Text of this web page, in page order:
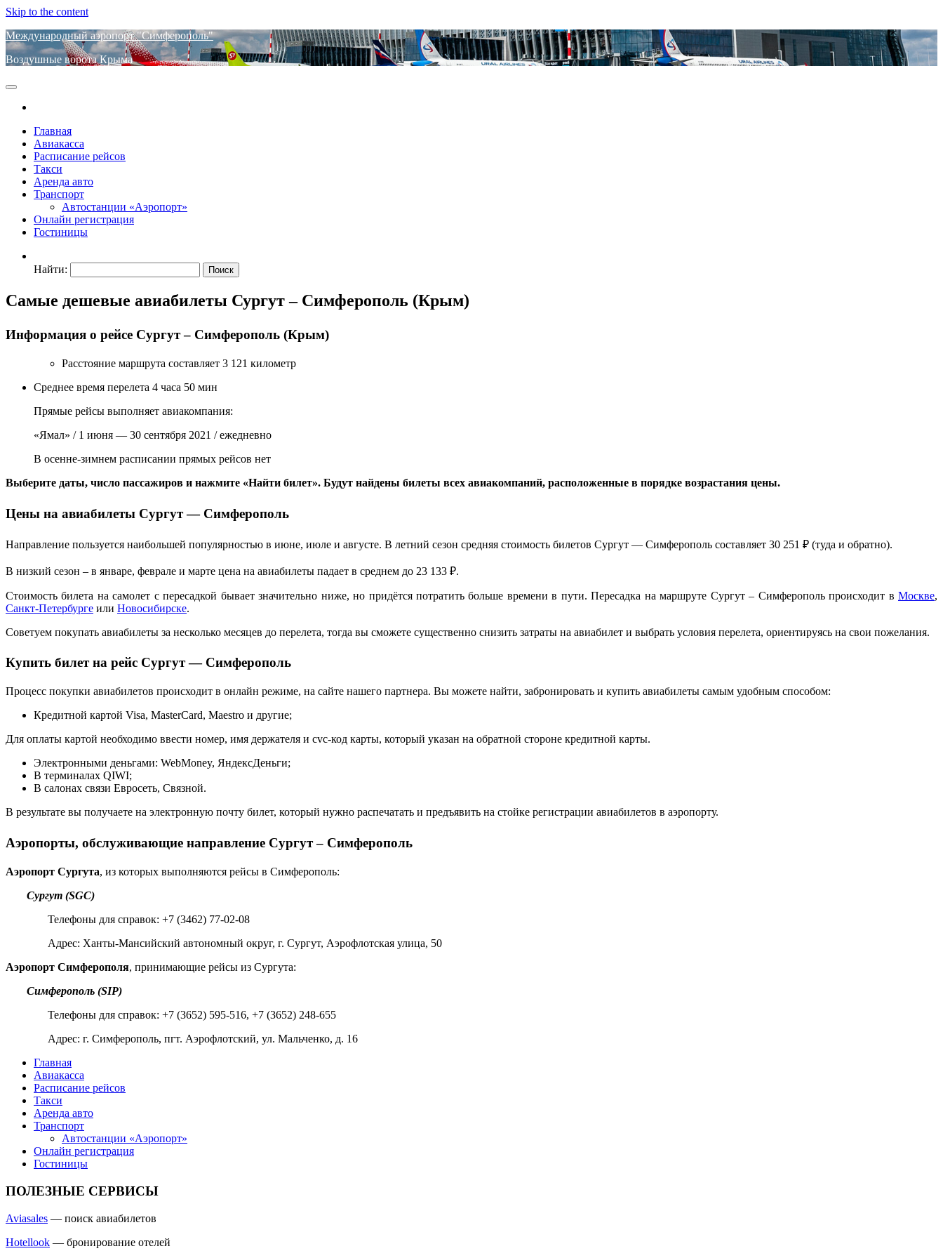
Skip to the content
Международный аэропорт "Симферополь"
Воздушные ворота Крыма
Главная
Авиакасса
Расписание рейсов
Такси
Аренда авто
Транспорт
Автостанции «Аэропорт»
Онлайн регистрация
Гостиницы
Найти:
Самые дешевые авиабилеты Сургут – Симферополь (Крым)
Информация о рейсе Сургут – Симферополь (Крым)
Расстояние маршрута составляет 3 121 километр
Среднее время перелета 4 часа 50 мин
Прямые рейсы выполняет авиакомпания:
«Ямал» / 1 июня — 30 сентября 2021 / ежедневно
В осенне-зимнем расписании прямых рейсов нет
Выберите даты, число пассажиров и нажмите «Найти билет». Будут найдены билеты всех авиакомпаний, расположенные в порядке возрастания цены.
Цены на авиабилеты Сургут — Симферополь
Направление пользуется наибольшей популярностью в июне, июле и августе. В летний сезон средняя стоимость билетов Сургут — Симферополь составляет 30 251 ₽ (туда и обратно).
В низкий сезон – в январе, феврале и марте цена на авиабилеты падает в среднем до 23 133 ₽.
Стоимость билета на самолет с пересадкой бывает значительно ниже, но придётся потратить больше времени в пути. Пересадка на маршруте Сургут – Симферополь происходит в Москве,
Санкт-Петербурге или Новосибирске.
Советуем покупать авиабилеты за несколько месяцев до перелета, тогда вы сможете существенно снизить затраты на авиабилет и выбрать условия перелета, ориентируясь на свои пожелания.
Купить билет на рейс Сургут — Симферополь
Процесс покупки авиабилетов происходит в онлайн режиме, на сайте нашего партнера. Вы можете найти, забронировать и купить авиабилеты самым удобным способом:
Кредитной картой Visa, MasterCard, Maestro и другие;
Для оплаты картой необходимо ввести номер, имя держателя и cvc-код карты, который указан на обратной стороне кредитной карты.
Электронными деньгами: WebMoney, ЯндексДеньги;
В терминалах QIWI;
В салонах связи Евросеть, Связной.
В результате вы получаете на электронную почту билет, который нужно распечатать и предъявить на стойке регистрации авиабилетов в аэропорту.
Аэропорты, обслуживающие направление Сургут – Симферополь
Аэропорт Сургута, из которых выполняются рейсы в Симферополь:
Сургут (SGC)
Телефоны для справок: +7 (3462) 77-02-08
Адрес: Ханты-Мансийский автономный округ, г. Сургут, Аэрофлотская улица, 50
Аэропорт Симферополя, принимающие рейсы из Сургута:
Симферополь (SIP)
Телефоны для справок: +7 (3652) 595-516, +7 (3652) 248-655
Адрес: г. Симферополь, пгт. Аэрофлотский, ул. Мальченко, д. 16
Главная
Авиакасса
Расписание рейсов
Такси
Аренда авто
Транспорт
Автостанции «Аэропорт»
Онлайн регистрация
Гостиницы
ПОЛЕЗНЫЕ СЕРВИСЫ
Aviasales — поиск авиабилетов
Hotellook — бронирование отелей